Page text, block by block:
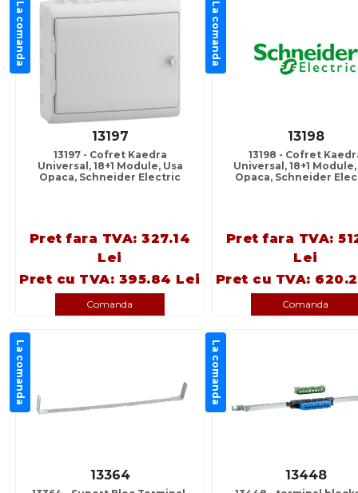
La comanda
13197
13197 - Cofret Kaedra
Universal, 18+1 Module, Usa
Opaca, Schneider Electric
Pret fara TVA: 327.14
Lei
Pret cu TVA: 395.84 Lei
Comanda
La comanda
13198
13198 - Cofret
Universal, 18+1 Module,
Opaca, Schneider
Pret fara TVA:
Lei
Pret cu TVA:
Comanda
La comanda
13364
La comanda
13448